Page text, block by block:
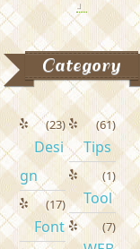
」
Category
Desi
gn
(23)
Font
(17)
Tips
(61)
Tool
(1)
(7)